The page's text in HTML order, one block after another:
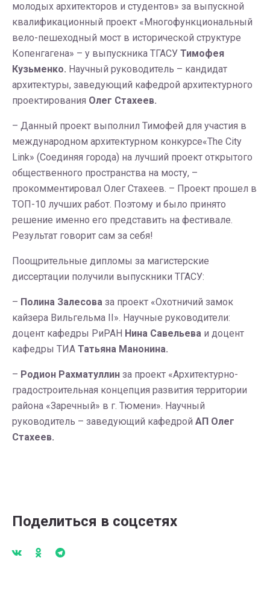
молодых архитекторов и студентов» за выпускной
квалификационный проект «Многофункциональный
вело-пешеходный мост в исторической структуре
Копенгагена» – у выпускника ТГАСУ Тимофея
Кузьменко. Научный руководитель – кандидат
архитектуры, заведующий кафедрой архитектурного
проектирования Олег Стахеев.
– Данный проект выполнил Тимофей для участия в
международном архитектурном конкурсе«The City
Link» (Соединяя города) на лучший проект открытого
общественного пространства на мосту, –
прокомментировал Олег Стахеев. – Проект прошел в
ТОП-10 лучших работ. Поэтому и было принято
решение именно его представить на фестивале.
Результат говорит сам за себя!
Поощрительные дипломы за магистерские
диссертации получили выпускники ТГАСУ:
– Полина Залесова за проект «Охотничий замок
кайзера Вильгельма II». Научные руководители:
доцент кафедры РиРАН Нина Савельева и доцент
кафедры ТИА Татьяна Манонина.
– Родион Рахматуллин за проект «Архитектурно-
градостроительная концепция развития территории
района «Заречный» в г. Тюмени». Научный
руководитель – заведующий кафедрой АП Олег
Стахеев.
Поделиться в соцсетях